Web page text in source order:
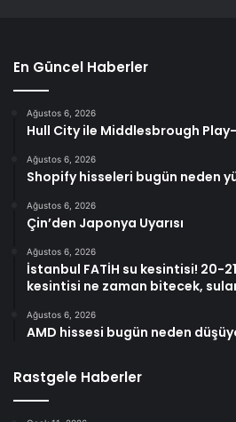
En Güncel Haberler
Ağustos 6, 2026
Hull City ile Middlesbrough
Ağustos 6, 2026
Shopify hisseleri bugün neden
Ağustos 6, 2026
Çin’den Japonya Uyarısı
Ağustos 6, 2026
İstanbul FATİH su kesintisi! 20-
kesintisi ne zaman bitecek,
Ağustos 6, 2026
AMD hissesi bugün neden
Rastgele Haberler